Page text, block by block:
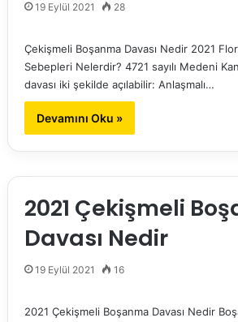
19 Eylül 2021 28
Çekişmeli Boşanma Davası Nedir 2021
Sebepleri Nelerdir? 4721 sayılı Medeni
davası iki şekilde açılabilir: Anlaşmalı…
Devamını Oku »
2021 Çekişmeli
Davası Nedir
19 Eylül 2021 16
2021 Çekişmeli Boşanma Davası Nedir